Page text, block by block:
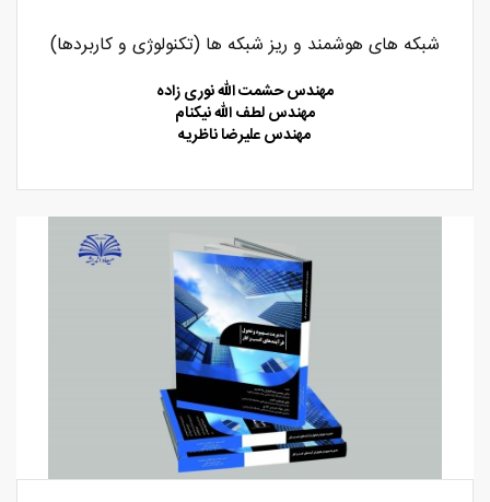
شبکه های هوشمند و ریز شبکه ها (تکنولوژی و کاربردها)
مهندس حشمت الله نوری زاده
مهندس لطف الله نیکنام
مهندس علیرضا ناظریه